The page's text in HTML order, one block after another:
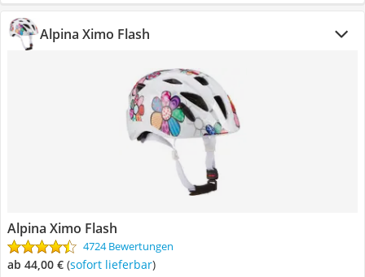
Alpina Ximo Flash
Alpina Ximo Flash
4724 Bewertungen
ab 44,00 € ( Sofort lieferbar)